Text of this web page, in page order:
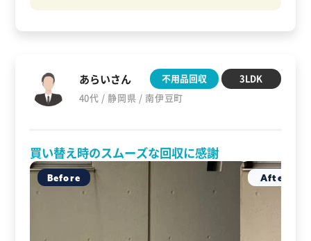
あらいさん
40代 / 静岡県 / 南伊豆町
不用品回収 3LDK
買い替え時のスムーズな回収に感謝